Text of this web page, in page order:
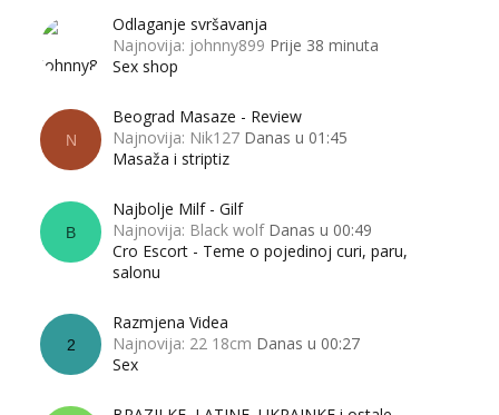
Odlaganje svršavanja
Najnovija: johnny899 Prije 38 minuta
Sex shop
N
Beograd Masaze - Review
Najnovija: Nik127 Danas u 01:45
Masaža i striptiz
B
Najbolje Milf - Gilf
Najnovija: Black wolf Danas u 00:49
Cro Escort - Teme o pojedinoj curi, paru,
salonu
2
Razmjena Videa
Najnovija: 22 18cm Danas u 00:27
Sex